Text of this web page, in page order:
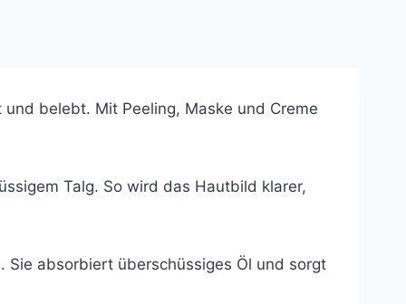
belebt. Mit Peeling, Maske und Creme
Talg. So wird das Hautbild klarer,
Sie absorbiert überschüssiges Öl und sorgt